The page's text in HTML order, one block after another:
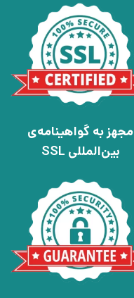
مجهز به گواهینامه‌ی
بین‌المللی SSL